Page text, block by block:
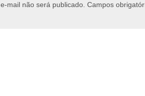
mail não será publicado. Campos